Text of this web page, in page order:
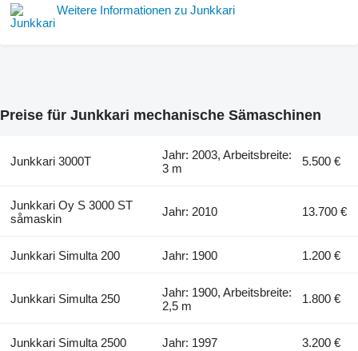
Weitere Informationen zu Junkkari
Preise für Junkkari mechanische Sämaschinen
Junkkari 3000T
Jahr: 2003, Arbeitsbreite:
3 m
5.500 €
Junkkari Oy S 3000 ST
såmaskin
Jahr: 2010 13.700 €
Junkkari Simulta 200 Jahr: 1900 1.200 €
Junkkari Simulta 250
Jahr: 1900, Arbeitsbreite:
2,5 m
1.800 €
Junkkari Simulta 2500 Jahr: 1997 3.200 €